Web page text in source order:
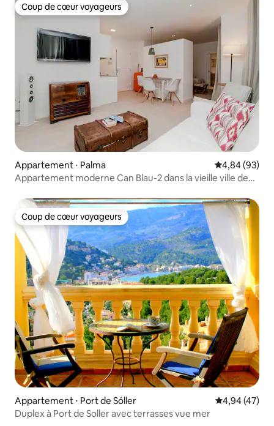
Coup de cœur voyageurs
Coup de cœur voyageurs
Appartement ⋅ Palma Évaluation
4,84 (93)
Appartement moderne Can Blau-2 dans la vieille ville de
Coup de cœur voyageurs
Coup de cœur voyageurs
Appartement ⋅ Port de Sóller Évaluation
4,94 (47)
Duplex à Port de Soller avec terrasses vue mer